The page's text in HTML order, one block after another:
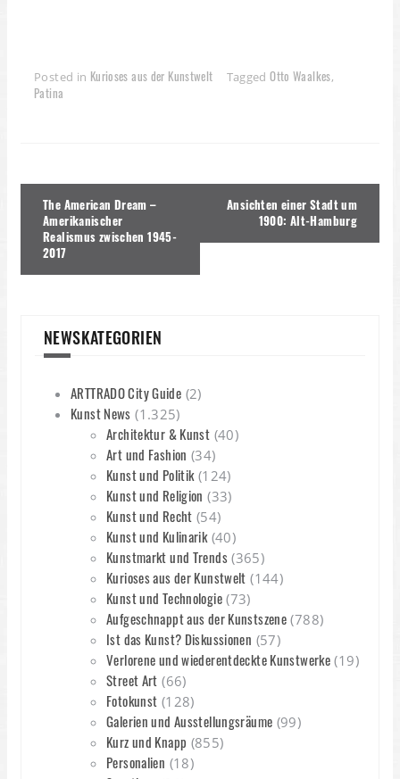
Posted in Kurioses aus der Kunstwelt TaggedOtto Waalkes,
Patina
Beitragsnavigation
The American Dream –
Amerikanischer
Realismus zwischen 1945-
2017
Ansichten einer Stadt um
1900: Alt-Hamburg
NEWSKATEGORIEN
ARTTRADO City Guide (2)
Kunst News (1.325)
Architektur & Kunst (40)
Art und Fashion (34)
Kunst und Politik(124)
Kunst und Religion (33)
Kunst und Recht (54)
Kunst und Kulinarik(40)
Kunstmarkt und Trends(365)
Kurioses aus der Kunstwelt (144)
Kunst und Technologie(73)
Aufgeschnappt aus der Kunstszene (788)
Ist das Kunst? Diskussionen (57)
Verlorene und wiederentdeckte Kunstwerke (19)
Street Art (66)
Fotokunst (128)
Galerien und Ausstellungsräume (99)
Kurz und Knapp (855)
Personalien (18)